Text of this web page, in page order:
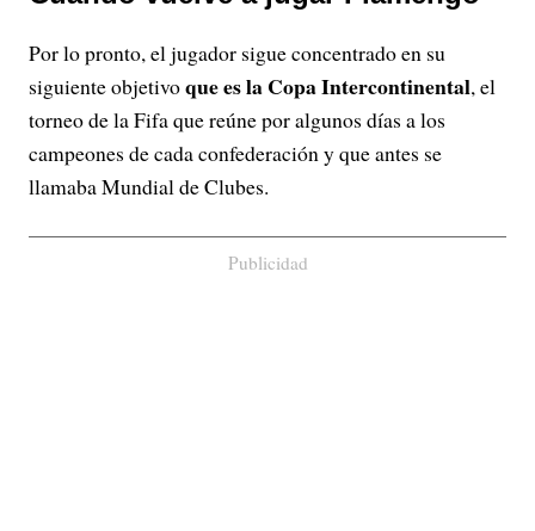
Por lo pronto, el jugador sigue concentrado en su
siguiente objetivoque es la Copa Intercontinental, el
torneo de la Fifa que reúne por algunos días a los
campeones de cada confederación y que antes se
llamaba Mundial de Clubes.
Publicidad